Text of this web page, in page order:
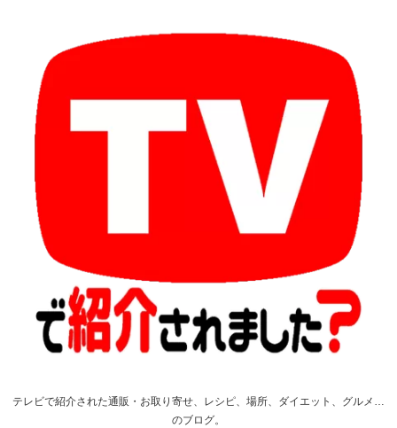
テレビで紹介された通販・お取り寄せ、レシピ、場所、ダイエット、グルメ…
のブログ。